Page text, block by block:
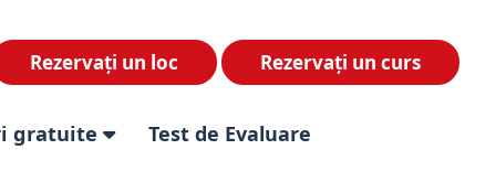
Rezervați un curs
Rezervați un loc
gratuite Test de Evaluare